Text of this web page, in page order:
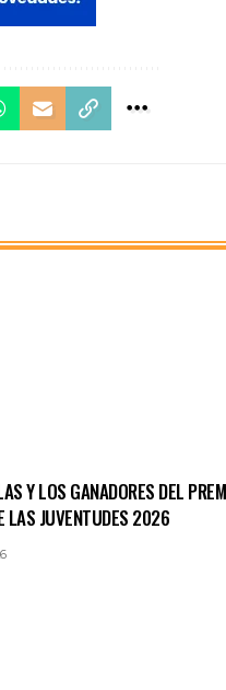
Y LOS GANADORES DEL
LAS JUVENTUDES 2026